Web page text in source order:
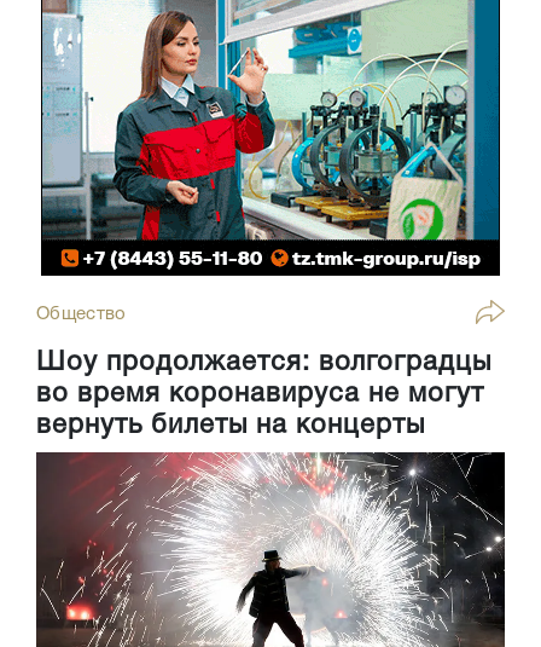
Общество
Шоу продолжается: волгоградцы
во время коронавируса не могут
вернуть билеты на концерты